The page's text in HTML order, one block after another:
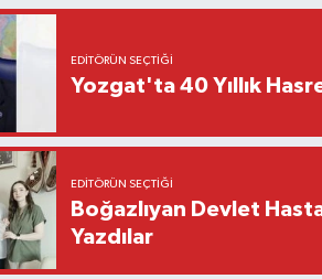
EDITÖRÜN SEÇTIĞI
Yozgat'ta 40 Yıllık
EDITÖRÜN SEÇTIĞI
Boğazlıyan Devlet
Yazdılar